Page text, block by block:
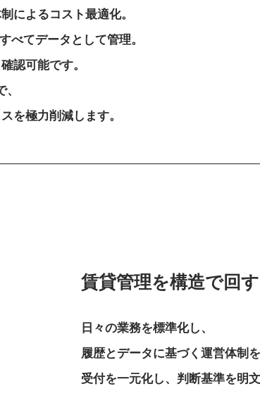
によるコスト最適化。
べてデータとして管理。
認可能です。
を極力削減します。
賃貸管理を構造で回す
日々の業務を標準化し、
履歴とデータに基づく運営体制
受付を一元化し、判断基準を明文